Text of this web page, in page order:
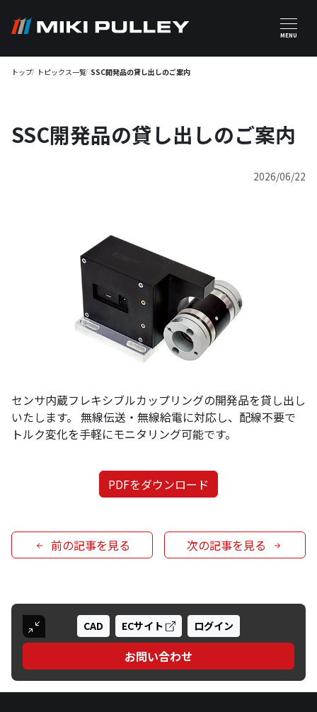
MENU
トップ トピックス一覧 SSC開発品の貸し出しのご案内
SSC開発品の貸し出しのご案内
2026/06/22
センサ内蔵フレキシブルカップリングの開発品を貸し出し
いたします。 無線伝送・無線給電に対応し、配線不要で
トルク変化を手軽にモニタリング可能です。
PDFをダウンロード
前の記事を見る 次の記事を見る
CAD ECサイト ログイン
お問い合わせ